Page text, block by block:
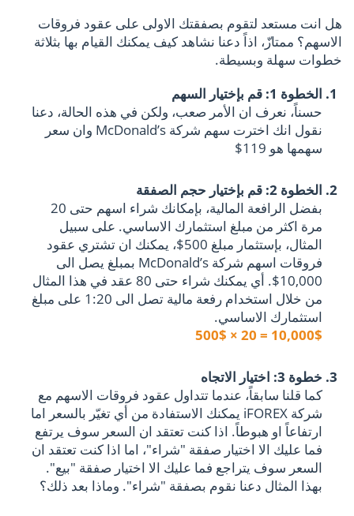
هل انت مستعد لتقوم بصفقتك الاولى على عقود فروقات
الاسهم؟ ممتازّ، اذاً دعنا نشاهد كيف يمكنك القيام بها بثلاثة
خطوات سهلة وبسيطة.
الخطوة 1: قم بإختيار السهم
حسناً، نعرف ان الأمر صعب، ولكن في هذه الحالة، دعنا
نقول انك اخترت سهم شركة McDonald’s وان سعر
سهمها هو 119$
الخطوة 2: قم بإختيار حجم الصفقة
بفضل الرافعة المالية، بإمكانك شراء اسهم حتى 20
مرة اكثر من مبلغ استثمارك الاساسي. على سبيل
المثال، بإستثمار مبلغ 500$، يمكنك ان تشتري عقود
فروقات اسهم شركة McDonald’s بمبلغ يصل الى
10,000$. أي يمكنك شراء حتى 80 عقد في هذا المثال
من خلال استخدام رفعة مالية تصل الى 1:20 على مبلغ
استثمارك الاساسي.
10,000$ = 20 × 500$
خطوة 3: اختيار الاتجاه
كما قلنا سابقاً، عندما تتداول عقود فروقات الاسهم مع
شركة iFOREX يمكنك الاستفادة من أي تغيّر بالسعر اما
ارتفاعاً او هبوطاً. اذا كنت تعتقد ان السعر سوف يرتفع
فما عليك الا اختيار صفقة "شراء"، اما اذا كنت تعتقد ان
السعر سوف يتراجع فما عليك الا اختيار صفقة "بيع".
بهذا المثال دعنا نقوم بصفقة "شراء". وماذا بعد ذلك؟